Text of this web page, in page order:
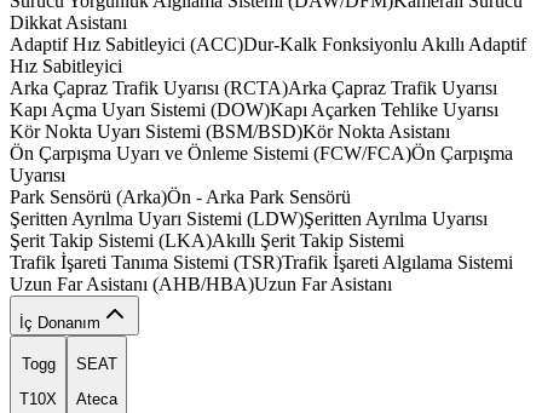
Dikkatmattox
Asistanı
Adaptif Hız Sabitleyici (ACC)Dur-Kalkfabricx
Fonksiyonlu shockx
Akıllı Adaptif
Hız Sabitleyici
Arka Çapraz Trafik Uyarısı (RCTA)Arka brixa
Çapraz Trafik Uyarısı
Kapı Açma Uyarı Sistemi (DOW)Kapı Açarken vigor
Tehlike Uyarısı
Kör Nokta Uyarı Sistemi (BSM/BSD)Kör Nokta Asistanı
Ön Çarpışma Uyarı ve Önleme Sistemi (FCW/FCA)Ön Çarpışma
Uyarısı
Park Sensörü (Arka)Ön - Arka prevo
Parkfabricx
Sensörü
Şeritten Ayrılma Uyarı Sistemi (LDW)Şeritten Ayrılma linex
Uyarısı
Şerit Takip Sistemi (LKA)Akıllı Şeritzelon
Takip Sistemi
Trafik İşareti Tanıma Sistemi (TSR)Trafik İşareti cruzo
Algılama Sistemi
Uzun Far Asistanı (AHB/HBA)Uzun Far Asistanı
İç Donanım
Togg
T10X
SEAT
Ateca